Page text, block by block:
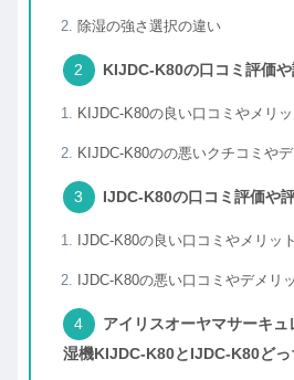
除湿の強さ選択の違い
KIJDC-K80の口コミ評価
KIJDC-K80の良い口コミやメリッ
KIJDC-K80のの悪いクチコミや
IJDC-K80の口コミ評価や
IJDC-K80の良い口コミやメリット
IJDC-K80の悪い口コミやデメリ
アイリスオーヤマサーキ
湿機KIJDC-K80とIJDC-K80どっ